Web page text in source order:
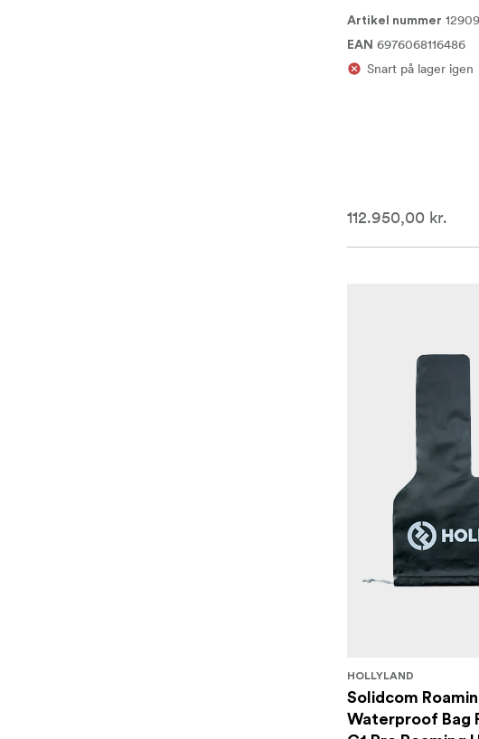
Artikel nummer
EAN 6976068116486
Snart på lager igen
112.950,00 kr.
HOLLYLAND
Solidcom
Waterproof Bag